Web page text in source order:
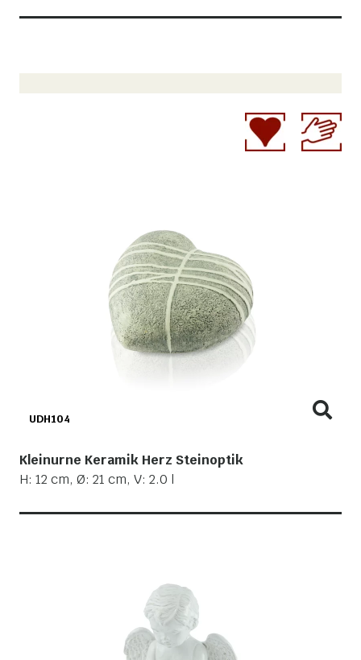
UDH104
Kleinurne Keramik Herz Steinoptik
H: 12 cm, Ø: 21 cm, V: 2.0 l